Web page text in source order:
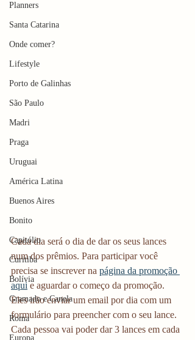
Planners
Santa Catarina
Onde comer?
Lifestyle
Porto de Galinhas
São Paulo
Madri
Praga
Uruguai
América Latina
Buenos Aires
Bonito
Capitólio
Curitiba
Bolívia
Gramado e Canela
Roma
Europa
Cada dia será o dia de dar os seus lances
num dos prêmios. Para participar você
precisa se inscrever na página da promoção
aqui e aguardar o começo da promoção.
Eles irão enviar um email por dia com um
formulário para preencher com o seu lance.
Cada pessoa vai poder dar 3 lances em cada